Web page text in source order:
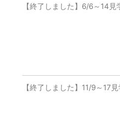
【終了しました】6/6～14
【終了しました】11/9～17